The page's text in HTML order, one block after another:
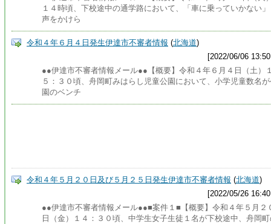
１４時頃、下校途中の通学路において、「車に乗っていかない
声をかけら
令和４年６月４日発生伊達市不審者情報 (北海道)
[2022/06/06
●●伊達市不審者情報メール●●【概要】令和４年６月４日（土）
５：３０頃、舟岡町みはらし児童公園において、小学児童数名
園のベンチ
令和４年５月２０日及び５月２５日発生伊達市不審者情報 (北海道)
[2022/05/26
●●伊達市不審者情報メール●●■案件１■【概要】令和４年５月２
日（金）１４：３０頃、中学生女子生徒１名が下校途中、舟岡